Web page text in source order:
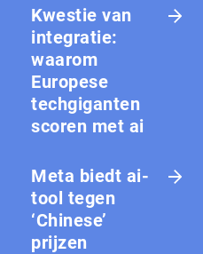
Kwestie van
integratie:
waarom
Europese
techgiganten
scoren met ai
Meta biedt ai-
tool tegen
‘Chinese’
prijzen